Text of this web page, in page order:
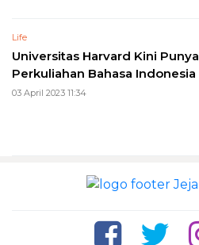
Life
Universitas Harvard Kini Punya
Perkuliahan Bahasa Indonesia
03 April 2023 11:34